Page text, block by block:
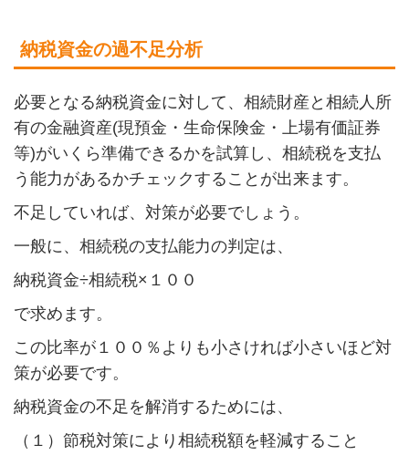
納税資金の過不足分析
必要となる納税資金に対して、相続財産と相続人所
有の金融資産(現預金・生命保険金・上場有価証券
等)がいくら準備できるかを試算し、相続税を支払
う能力があるかチェックすることが出来ます。
不足していれば、対策が必要でしょう。
一般に、相続税の支払能力の判定は、
納税資金÷相続税×１００
で求めます。
この比率が１００％よりも小さければ小さいほど対
策が必要です。
納税資金の不足を解消するためには、
（１）節税対策により相続税額を軽減すること